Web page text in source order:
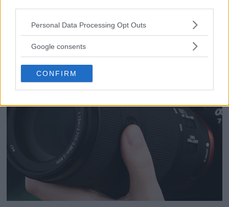
Please note that this website/app uses one or more Google
not limited to your visit or usage behaviour. You may click to
use your data for below specified purposes in below Google
consent section.
Personal Data Processing Opt Outs
Google consents
CONFIRM